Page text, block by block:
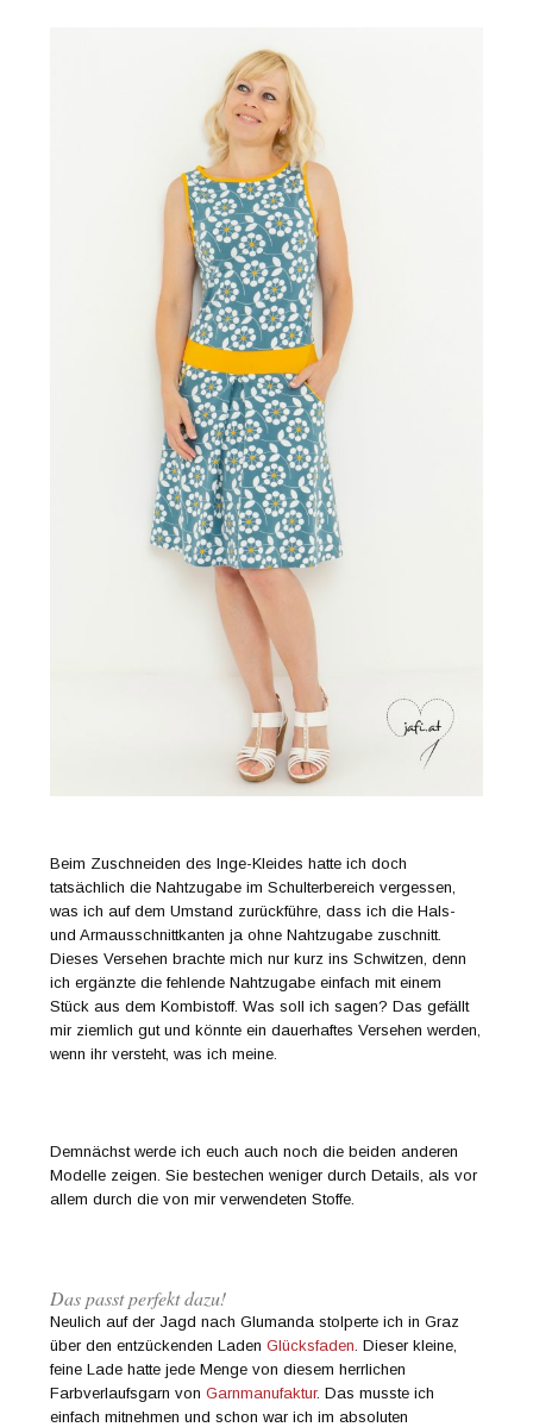
Beim Zuschneiden des Inge-Kleides hatte ich doch
tatsächlich die Nahtzugabe im Schulterbereich vergessen,
was ich auf dem Umstand zurückführe, dass ich die Hals-
und Armausschnittkanten ja ohne Nahtzugabe zuschnitt.
Dieses Versehen brachte mich nur kurz ins Schwitzen, denn
ich ergänzte die fehlende Nahtzugabe einfach mit einem
Stück aus dem Kombistoff. Was soll ich sagen? Das gefällt
mir ziemlich gut und könnte ein dauerhaftes Versehen werden,
wenn ihr versteht, was ich meine.
Demnächst werde ich euch auch noch die beiden anderen
Modelle zeigen. Sie bestechen weniger durch Details, als vor
allem durch die von mir verwendeten Stoffe.
Das passt perfekt dazu!
Neulich auf der Jagd nach Glumanda stolperte ich in Graz
über den entzückenden LadenGlücksfaden . Dieser kleine,
feine Lade hatte jede Menge von diesem herrlichen
Farbverlaufsgarn vonGarnmanufaktur. Das musste ich
einfach mitnehmen und schon war ich im absoluten